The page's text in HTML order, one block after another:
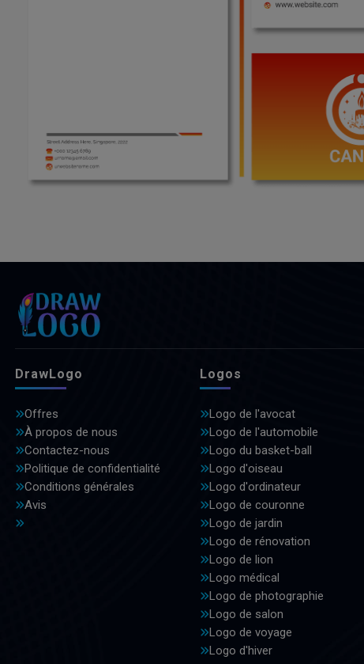
DrawLogo
Offres
À propos de nous
Contactez-nous
Politique de confidentialité
Conditions générales
Avis
Logos
Logo de l'avocat
Logo de l'automobile
Logo du basket-ball
Logo d'oiseau
Logo d'ordinateur
Logo de couronne
Logo de jardin
Logo de rénovation
Logo de lion
Logo médical
Logo de photographie
Logo de salon
Logo de voyage
Logo d'hiver